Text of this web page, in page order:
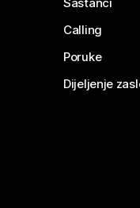
Sastanci
Calling
Poruke
Dijeljenje